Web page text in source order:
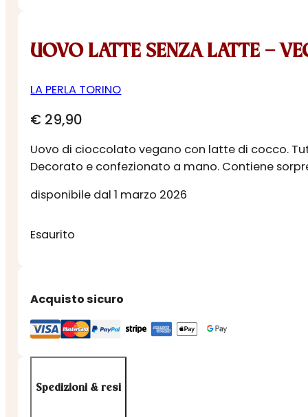
UOVO LATTE SENZA LATTE –
LA PERLA TORINO
€ 29,90
Uovo di cioccolato vegano con latte di cocco.
Decorato e confezionato a mano. Contiene
disponibile dal 1 marzo 2026
Esaurito
Acquisto sicuro
Spedizioni & resi